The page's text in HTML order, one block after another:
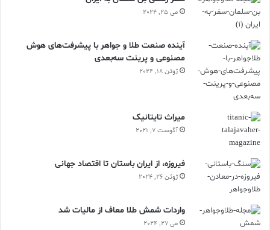
می 25, 2024
آینده صنعت طلا و جواهر با پیشرفت‌های هوش
مصنوعی و پرینت سه‌بعدی
ژوئن 18, 2024
ميراث تايتانيک
آگوست 7, 2021
فیروزه، از ایران باستان تا اقتصاد جهانی
ژوئن 26, 2024
واردات شمش طلا معاف از مالیات شد
می 27, 2024